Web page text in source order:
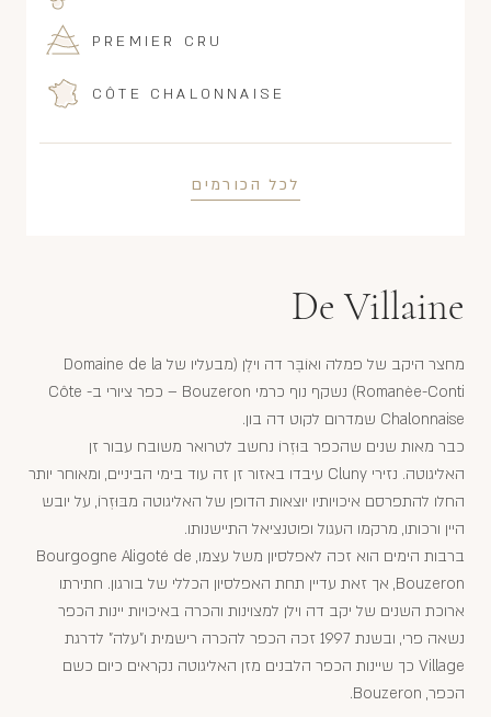
PREMIER CRU
CÔTE CHALONNAISE
לכל הכורמים
De Villaine
מחצר היקב של פמלה ואוֹבֶּר דה וילֶן (מבעליו של Domaine de la
Romanèe-Conti) נשקף נוף כרמי Bouzeron – כפר ציורי ב- Côte
Chalonnaise שמדרום לקוט דה בון.
כבר מאות שנים שהכפר בּוּזְרוֹ נחשב לטרואר משובח עבור זן
האליגוטה. נזירי Cluny עיבדו באזור זן זה עוד בימי הביניים, ומאוחר יותר
החלו להתפרסם איכויותיו יוצאות הדופן של האליגוטה מבּוּזְרוֹ, על יובש
היין ורכותו, מרקמו העגול ופוטנציאל התיישנותו.
ברבות הימים הוא זכה לאפלסיון משל עצמו, Bourgogne Aligoté de
Bouzeron, אך זאת עדיין תחת האפלסיון הכללי של בורגון. חתירתו
ארוכת השנים של יקב דה וילן למצוינות והכרה באיכויות יינות הכפר
נשאה פרי, ובשנת 1997 זכה הכפר להכרה רישמית ו"עלה" לדרגת
Village כך שיינות הכפר הלבנים מזן האליגוטה נקראים כיום כשם
הכפר, Bouzeron.